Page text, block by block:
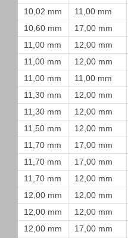
10,02 mm
11,00 mm
10,60 mm
17,00 mm
11,00 mm
12,00 mm
11,00 mm
12,00 mm
11,00 mm
11,00 mm
11,30 mm
12,00 mm
11,30 mm
12,00 mm
11,50 mm
12,00 mm
11,70 mm
17,00 mm
11,70 mm
17,00 mm
11,70 mm
12,00 mm
12,00 mm
12,00 mm
12,00 mm
12,00 mm
12,00 mm
17,00 mm